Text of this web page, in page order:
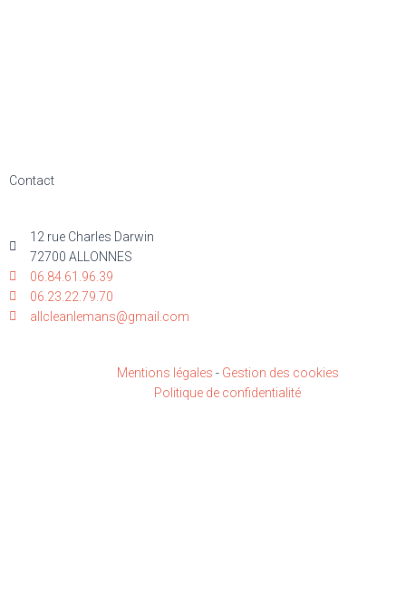
Contact
12 rue Charles Darwin
72700 ALLONNES
06.84.61.96.39
06.23.22.79.70
allcleanlemans@gmail.com
Mentions légales - Gestion des cookies
Politique de confidentialité